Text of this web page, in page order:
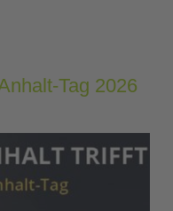
Tag 2026